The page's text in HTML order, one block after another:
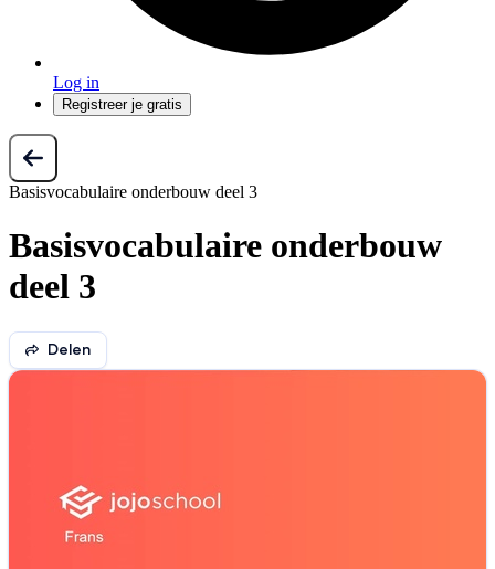
Log in
Registreer je gratis
Basisvocabulaire onderbouw deel 3
Basisvocabulaire onderbouw
deel 3
Delen